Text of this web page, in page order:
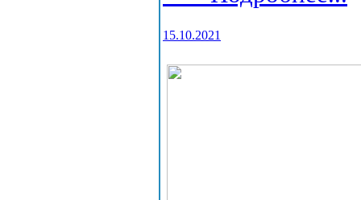
15.10.2021